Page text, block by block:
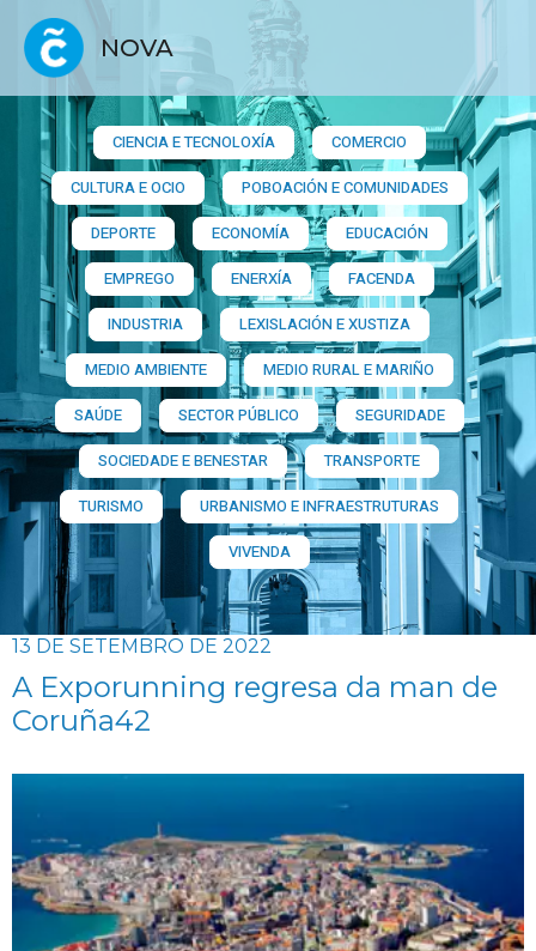
NOVA
CIENCIA E TECNOLOXÍA
COMERCIO
CULTURA E OCIO
POBOACIÓN E COMUNIDADES
DEPORTE
ECONOMÍA
EDUCACIÓN
EMPREGO
ENERXÍA
FACENDA
INDUSTRIA
LEXISLACIÓN E XUSTIZA
MEDIO AMBIENTE
MEDIO RURAL E MARIÑO
SAÚDE
SECTOR PÚBLICO
SEGURIDADE
SOCIEDADE E BENESTAR
TRANSPORTE
TURISMO
URBANISMO E INFRAESTRUTURAS
VIVENDA
13 DE SETEMBRO DE 2022
A Exporunning regresa da man de
Coruña42